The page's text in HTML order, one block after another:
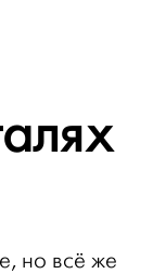
но всё же